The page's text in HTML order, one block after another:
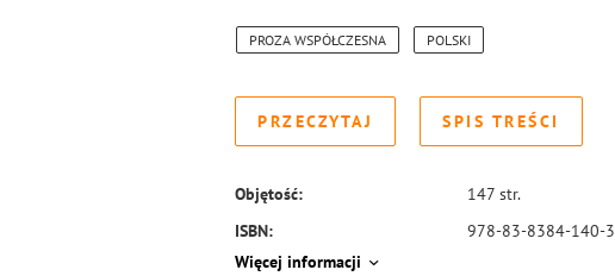
PROZA WSPÓŁCZESNA POLSKI
PRZECZYTAJ SPIS TREŚCI
Objętość: 147 str.
ISBN:
978-83-8384-140-3
Więcej informacji